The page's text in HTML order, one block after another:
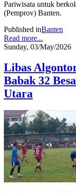
Pariwisata untuk
(Pemprov) Banten.
Published inBanten
Read more...
Sunday, 03/May/2026
Libas
Babak 32
Utara